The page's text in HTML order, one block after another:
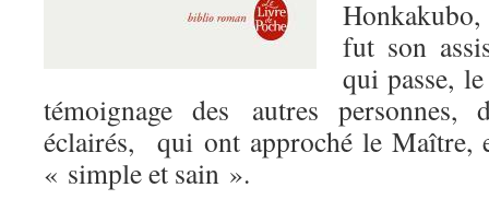
fut son
qui passe,
témoignage des autres personnes,
éclairés, qui ont approché le Maître,
« simple et sain ».